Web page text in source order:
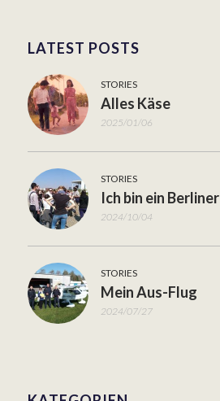
LATEST POSTS
STORIES
Alles Käse
2025/01/06
STORIES
Ich bin ein Berliner
2024/10/04
STORIES
Mein Aus-Flug
2024/07/27